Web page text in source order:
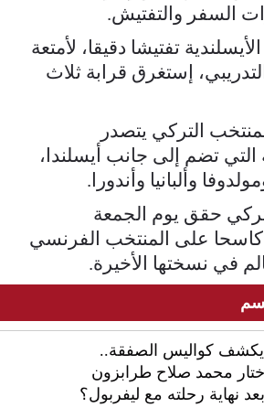
السفر والتفتيش.
تفتيشا دقيقا، لأمتعة
التدريبي، إستغرق قرابة ثلاث
التركي يتصدر
التي تضم إلى جانب أيسلندا،
وألبانيا وأندورا.
حقق يوم الجمعة
كاسحا على المنتخب الفرنسي
في نسختها الأخيرة.
يكشف كواليس الصفقة..
محمد صلاح طرابزون
نهاية رحلته مع ليفربول؟